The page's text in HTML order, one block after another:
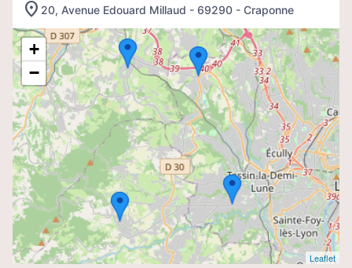
20, Avenue Edouard Millaud - 69290 - Craponne
+
−
Leaflet